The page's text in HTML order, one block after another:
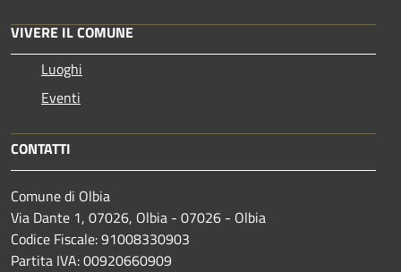
VIVERE IL COMUNE
Luoghi
Eventi
CONTATTI
Comune di Olbia
Via Dante 1, 07026, Olbia - 07026 - Olbia
Codice Fiscale: 91008330903
Partita IVA: 00920660909